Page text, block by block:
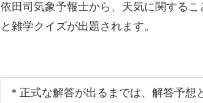
依田司気象予報士から、天気に関する
と雑学クイズが出題されます。
＊正式な解答が出るまでは、解答予想